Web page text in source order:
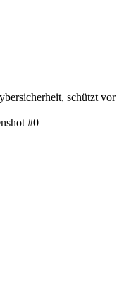
schützt vor